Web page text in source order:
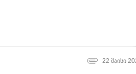
22 მაისი